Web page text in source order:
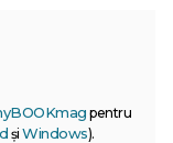
pentru
și Windows).